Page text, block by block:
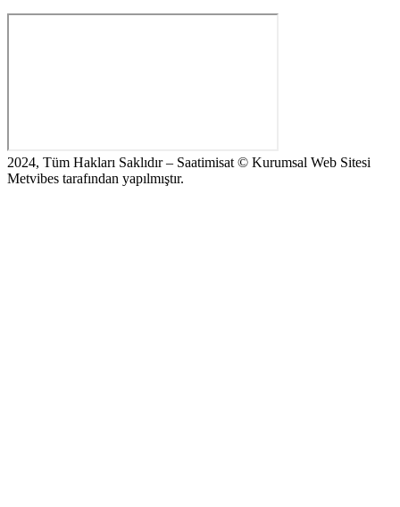
2024, Tüm Hakları Saklıdır – Saatimisat © Kurumsal Web Sitesi
Metvibes tarafından yapılmıştır.